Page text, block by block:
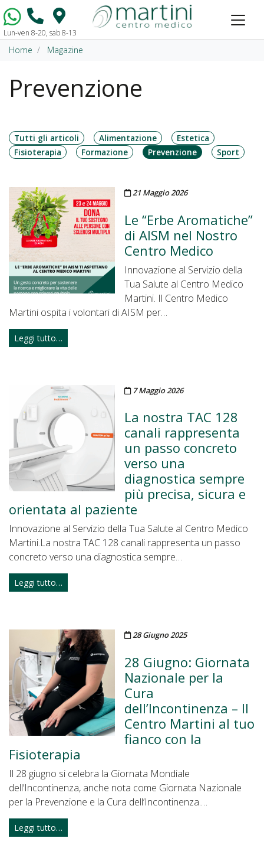
Vai al contenuto
Lun-ven 8-20, sab 8-13
Home Magazine
Prevenzione
Tutti gli articoli Alimentazione
Estetica
Fisioterapia
Formazione Prevenzione Sport
Pubblicato il
21 Maggio 2026
Le “Erbe Aromatiche”
di AISM nel Nostro
Centro Medico
Innovazione al Servizio della
Tua Salute al Centro Medico
Martini. Il Centro Medico
Martini ospita i volontari di AISM per…
Leggi tutto…
Pubblicato il
7 Maggio 2026
La nostra TAC 128
canali rappresenta
un passo concreto
verso una
diagnostica sempre
più precisa, sicura e
orientata al paziente
Innovazione al Servizio della Tua Salute al Centro Medico
Martini.La nostra TAC 128 canali rappresenta un passo
concreto verso una diagnostica sempre…
Leggi tutto…
Pubblicato il
28 Giugno 2025
28 Giugno: Giornata
Nazionale per la
Cura
dell’Incontinenza – Il
Centro Martini al tuo
fianco con la
Fisioterapia
Il 28 giugno si celebra la Giornata Mondiale
dell’Incontinenza, anche nota come Giornata Nazionale
per la Prevenzione e la Cura dell’Incontinenza.…
Leggi tutto…